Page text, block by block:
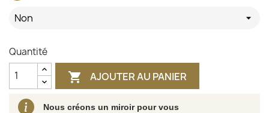
Non
Quantité
 AJOUTER AU PANIER
Nous créons un miroir pour vous